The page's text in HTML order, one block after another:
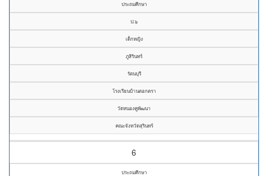
ประถมศึกษา
ป.๖
เด็กหญิง
ภูสิรินทร์
รัตนบุรี
โรงเรียนบ้านตอกตรา
วัดหนองคูพัฒนา
คณะจังหวัดสุรินทร์
6
ประถมศึกษา